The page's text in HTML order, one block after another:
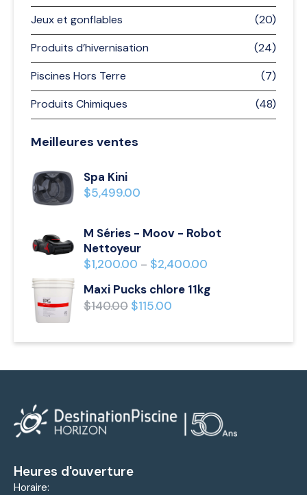
Jeux et gonflables
(20)
Produits d’hivernisation
(24)
Piscines Hors Terre
(7)
Produits Chimiques
(48)
Meilleures ventes
Spa Kini
$5,499.00
M Séries - Moov - Robot
Nettoyeur
$1,200.00 – $2,400.00
Maxi Pucks chlore 11kg
$140.00 $115.00
Heures d'ouverture
Horaire: